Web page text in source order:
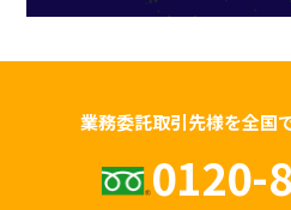
業務委託取引先様を全国
0120-